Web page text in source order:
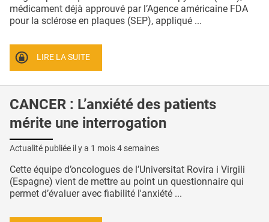
médicament déjà approuvé par l’Agence américaine FDA
pour la sclérose en plaques (SEP), appliqué ...
LIRE LA SUITE
CANCER : L’anxiété des patients
mérite une interrogation
Actualité publiée il y a 1 mois 4 semaines
Cette équipe d’oncologues de l’Universitat Rovira i Virgili
(Espagne) vient de mettre au point un questionnaire qui
permet d’évaluer avec fiabilité l'anxiété ...